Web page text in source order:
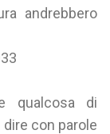
andrebbero
qualcosa di
con parole